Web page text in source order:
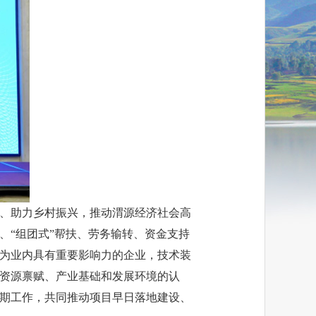
助力乡村振兴，推动渭源经济社会高
“组团式”帮扶、劳务输转、资金支持
业内具有重要影响力的企业，技术装
源禀赋、产业基础和发展环境的认
作，共同推动项目早日落地建设、